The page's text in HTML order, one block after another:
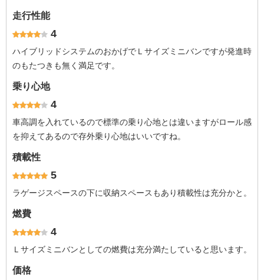
走行性能
4
ハイブリッドシステムのおかげでＬサイズミニバンですが発進時
のもたつきも無く満足です。
乗り心地
4
車高調を入れているので標準の乗り心地とは違いますがロール感
を抑えてあるので存外乗り心地はいいですね。
積載性
5
ラゲージスペースの下に収納スペースもあり積載性は充分かと。
燃費
4
Ｌサイズミニバンとしての燃費は充分満たしていると思います。
価格